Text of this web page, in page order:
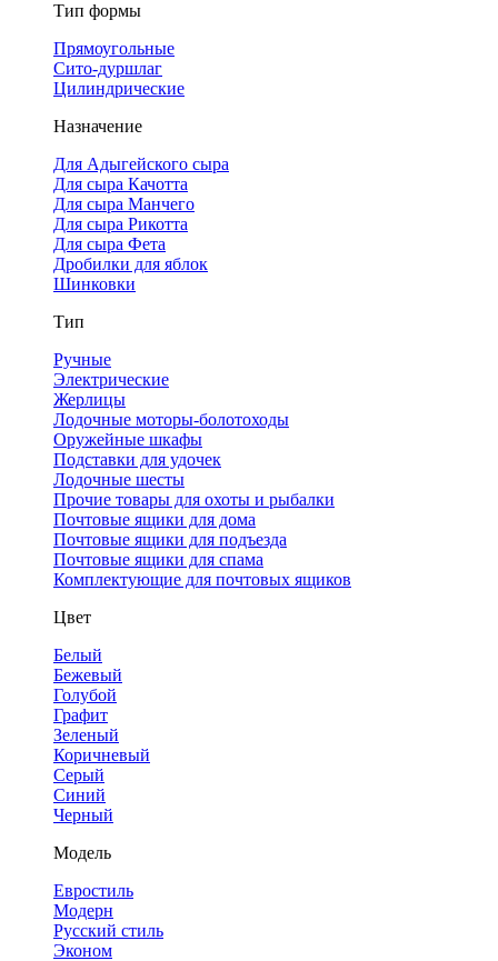
Тип формы
Прямоугольные
Сито-дуршлаг
Цилиндрические
Назначение
Для Адыгейского сыра
Для сыра Качотта
Для сыра Манчего
Для сыра Рикотта
Для сыра Фета
Дробилки для яблок
Шинковки
Тип
Ручные
Электрические
Жерлицы
Лодочные моторы-болотоходы
Оружейные шкафы
Подставки для удочек
Лодочные шесты
Прочие товары для охоты и рыбалки
Почтовые ящики для дома
Почтовые ящики для подъезда
Почтовые ящики для спама
Комплектующие для почтовых ящиков
Цвет
Белый
Бежевый
Голубой
Графит
Зеленый
Коричневый
Серый
Синий
Черный
Модель
Евростиль
Модерн
Русский стиль
Эконом